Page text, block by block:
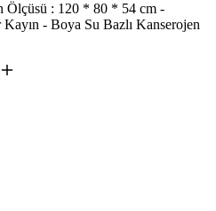
Ölçüsü : 120 * 80 * 54 cm -
- Boya Su Bazlı Kanserojen